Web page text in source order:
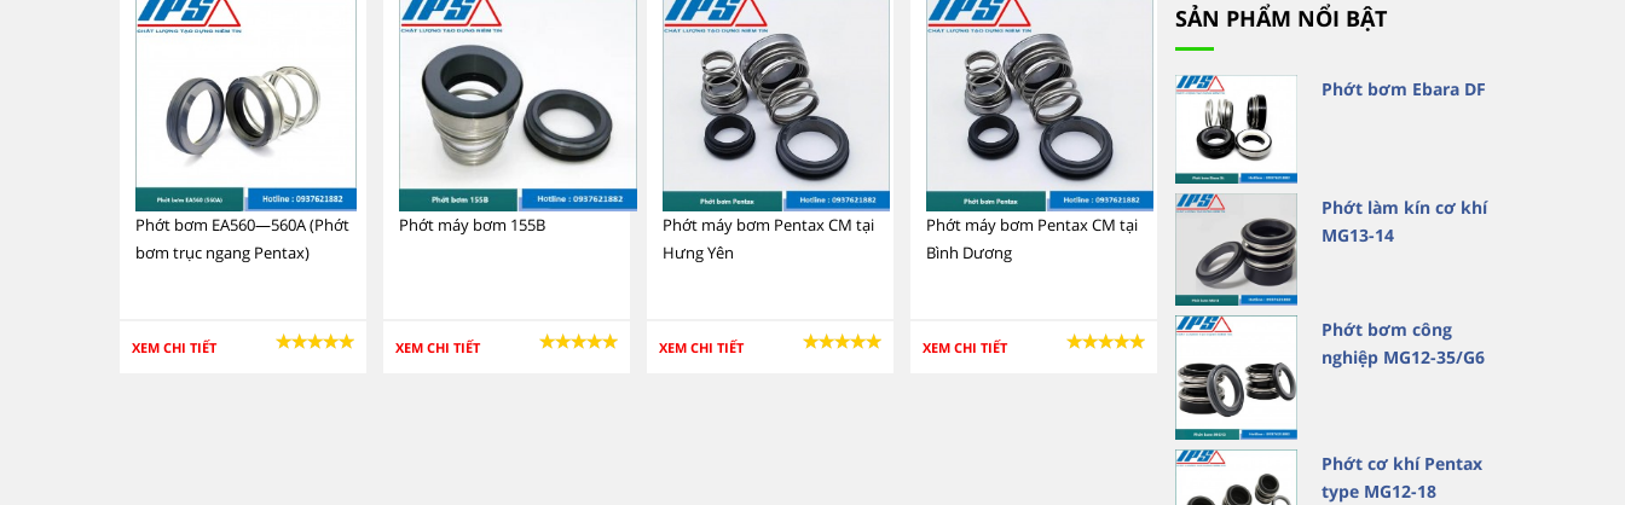
Phớt bơm EA560—560A (Phớt
bơm trục ngang Pentax)
XEM CHI TIẾT
Phớt máy bơm 155B
XEM CHI TIẾT
Phớt máy bơm Pentax CM tại
Hưng Yên
XEM CHI TIẾT
Phớt máy bơm Pentax CM tại
Bình Dương
XEM CHI TIẾT
Phớt máy bơm Pentax CM tại
TP Hồ Chí Minh (HCM)
XEM CHI TIẾT
SẢN PHẨM NỔI BẬT
Phớt bơm Ebara DF
Phớt làm kín cơ khí
MG13-14
Phớt bơm công
nghiệp MG12-35/G6
Phớt cơ khí Pentax
type MG12-18